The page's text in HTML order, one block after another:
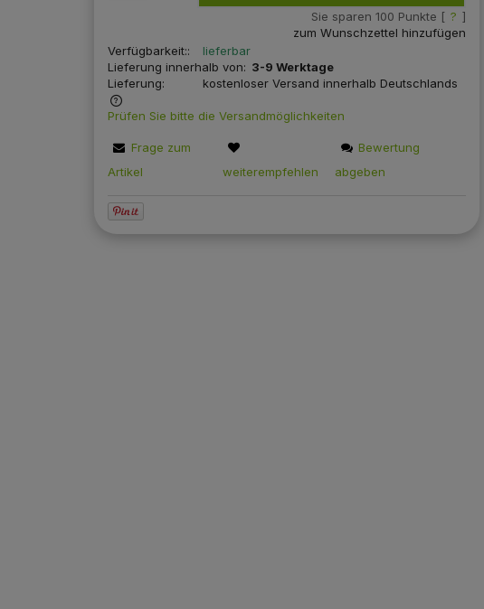
Sie sparen100 Punkte [ ? ]
zum Wunschzettel hinzufügen
Verfügbarkeit::
lieferbar
Lieferung innerhalb von: 3-9 Werktage
Lieferung:
kostenloser Versand innerhalb Deutschlands
Prüfen Sie bitte die Versandmöglichkeiten
Frage zum
Artikel
weiterempfehlen
Bewertung
abgeben